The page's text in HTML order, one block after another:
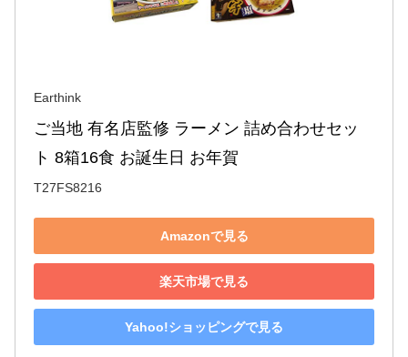
Earthink
ご当地 有名店監修 ラーメン 詰め合わせセッ
ト 8箱16食 お誕生日 お年賀
T27FS8216
Amazonで見る
楽天市場で見る
Yahoo!ショッピングで見る